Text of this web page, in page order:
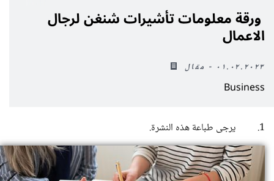
ورقة معلومات تأشيرات شنغن لرجال
الاعمال
٠١.٠٢.٢٠٢٣ - مقال
Business
1. يرجى طباعة هذه النشرة.